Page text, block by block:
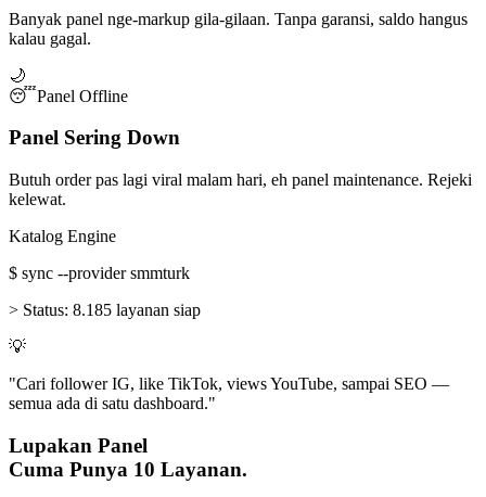
Banyak panel nge-markup gila-gilaan. Tanpa garansi, saldo hangus
kalau gagal.
🌙
😴Panel Offline
Panel Sering Down
Butuh order pas lagi viral malam hari, eh panel maintenance. Rejeki
kelewat.
Katalog Engine
$ sync --provider smmturk
> Status: 8.185 layanan siap
💡
"Cari follower IG, like TikTok, views YouTube, sampai SEO —
semua ada di satu dashboard."
Lupakan Panel
Cuma Punya 10 Layanan.